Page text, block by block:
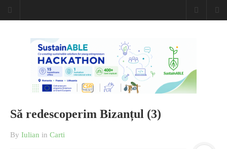
Să redescoperim Bizanțul (3)
By Iulian in Carti